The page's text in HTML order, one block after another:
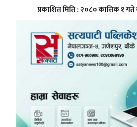
प्रकाशित मिति : २०८० कात्तिक १